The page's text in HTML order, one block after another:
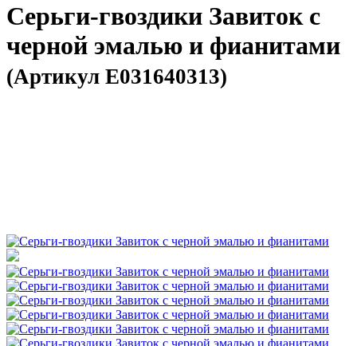
Серьги-гвоздики Завиток с
черной эмалью и фианитами
(Артикул E031640313)